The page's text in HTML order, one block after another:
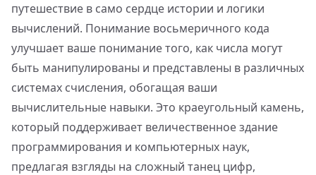
путешествие в само сердце истории и логики
вычислений. Понимание восьмеричного кода
улучшает ваше понимание того, как числа могут
быть манипулированы и представлены в различных
системах счисления, обогащая ваши
вычислительные навыки. Это краеугольный камень,
который поддерживает величественное здание
программирования и компьютерных наук,
предлагая взгляды на сложный танец цифр,